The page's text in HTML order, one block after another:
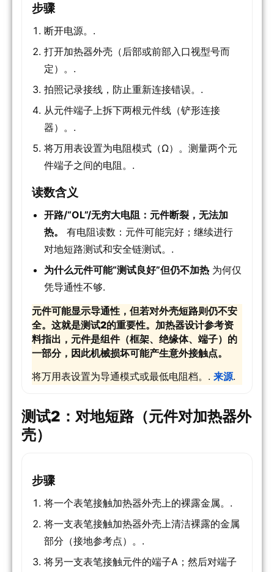
步骤
断开电源。.
打开加热器外壳（后部或前部入口视型号而
定）。.
拍照记录接线，防止重新连接错误。.
从元件端子上拆下两根元件线（铲形连接
器）。.
将万用表设置为电阻模式（Ω）。测量两个元
件端子之间的电阻。.
读数含义
开路/“OL”/无穷大电阻：元件断裂，无法加
热。
有电阻读数：元件可能完好；继续进行
对地短路测试和安全链测试。.
为什么元件可能“测试良好”但仍不加热 为何仅
凭导通性不够.
元件可能显示导通性，但若对外壳短路则仍不安
全。这就是测试2的重要性。加热器设计参考资
料指出，元件是组件（框架、绝缘体、端子）的
一部分，因此机械损坏可能产生意外接触点。
将万用表设置为导通模式或最低电阻档。. 来源.
测试2：对地短路（元件对加热器外
壳）
步骤
将一个表笔接触加热器外壳上的裸露金属。.
将一支表笔接触加热器外壳上清洁裸露的金属
部分（接地参考点）。.
将另一支表笔接触元件的端子A；然后对端子